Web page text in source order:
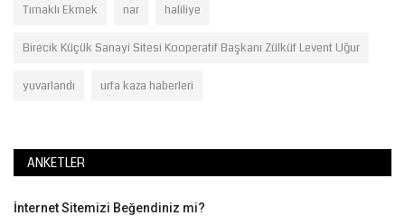
Tırnaklı Ekmek nar haliliye
Birecik Küçük Sanayi Sitesi Kooperatif Başkanı Zülküf Levent Uğur
yuvarlandı urfa kaza haberleri
ANKETLER
İnternet Sitemizi Beğendiniz mi?